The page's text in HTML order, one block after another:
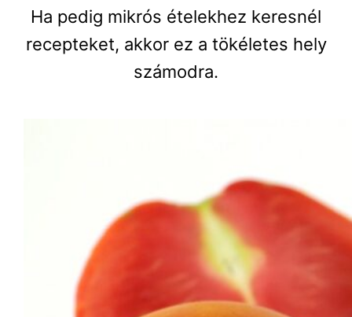
Ha pedig mikrós ételekhez keresnél
recepteket, akkor ez a tökéletes hely
számodra.